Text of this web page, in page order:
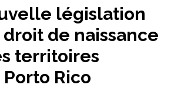
législation
de naissance
territoires
Rico